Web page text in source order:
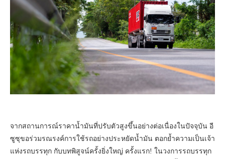
จากสถานการณ์ราคาน้ำมันที่ปรับตัวสูงขึ้นอย่างต่อเนื่องในปัจจุบัน อี
ซูซุขอร่วมรณรงค์การใช้รถอย่างประหยัดน้ำมัน ตอกย้ำความเป็นเจ้า
แห่งรถบรรทุก กับบทพิสูจน์ครั้งยิ่งใหญ่ ครั้งแรก! ในวงการรถบรรทุก